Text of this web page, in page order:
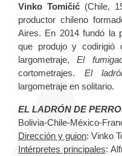
Vinko Tomičić (Chile,
productor chileno
Aires. En 2014 fundó la
que produjo y codirigió
largometraje,El
cortometrajes. El
largometraje en solitario.
EL LADRÓN DE
Bolivia-Chile-México-
Dirección y guion: Vinko
Intérpretes principales: